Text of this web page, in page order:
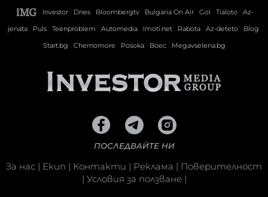
Investor Dnes Bloombergtv Bulgaria On Air Gol Tialoto
Az-
jenata
Puls Teenproblem Automedia Imoti.net Rabota Az-deteto
Blog
Start.bg
Chernomore Posoka Boec Megavselena.bg
ПОСЛЕДВАЙТЕ НИ
За нас | Екип | Контакти | Реклама | Поверителност
| Условия за ползване|